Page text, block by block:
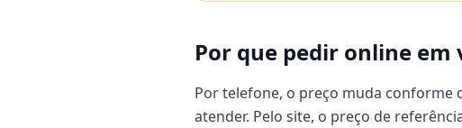
Por que pedir online em
Por telefone, o preço muda conforme
atender. Pelo site, o preço de